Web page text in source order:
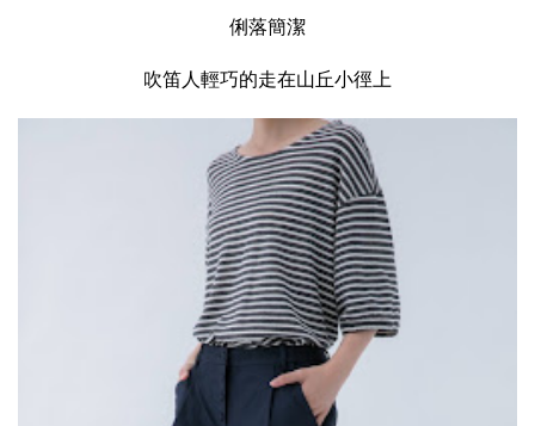
俐落簡潔
吹笛人輕巧的走在山丘小徑上